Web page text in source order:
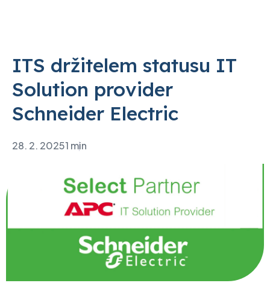
ITS držitelem statusu IT
Solution provider
Schneider Electric
28. 2. 20251 min